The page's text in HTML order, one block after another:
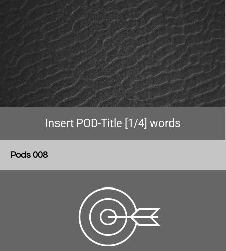
Insert POD-Title [1/4] words
Pods 008